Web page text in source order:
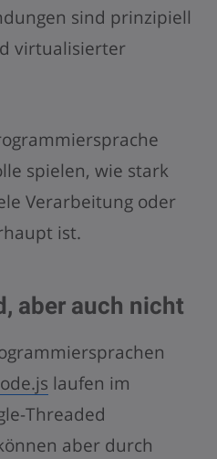
sind prinzipiell
virtualisierter
spielen, wie stark
Verarbeitung oder
ist.
aber auch nicht
laufen im
Threaded
aber durch